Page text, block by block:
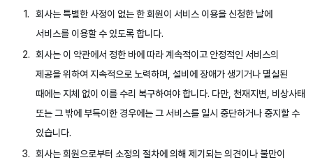
회사는 특별한 사정이 없는 한 회원이 서비스 이용을 신청한 날에
서비스를 이용할 수 있도록 합니다.
회사는 이 약관에서 정한 바에 따라 계속적이고 안정적인 서비스의
제공을 위하여 지속적으로 노력하며, 설비에 장애가 생기거나 멸실된
때에는 지체 없이 이를 수리 복구하여야 합니다. 다만, 천재지변, 비상사태
또는 그 밖에 부득이한 경우에는 그 서비스를 일시 중단하거나 중지할 수
있습니다.
회사는 회원으로부터 소정의 절차에 의해 제기되는 의견이나 불만이